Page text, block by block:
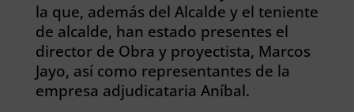
la que, además del Alcalde y el teniente
de alcalde, han estado presentes el
director de Obra y proyectista, Marcos
Jayo, así como representantes de la
empresa adjudicataria Aníbal.